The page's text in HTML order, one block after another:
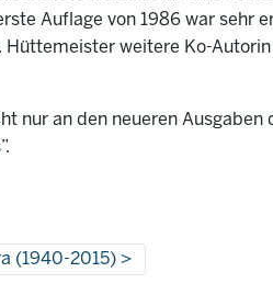
Auflage von 1986 war sehr
weitere Ko-
an den neueren Ausgaben
(1940-2015)